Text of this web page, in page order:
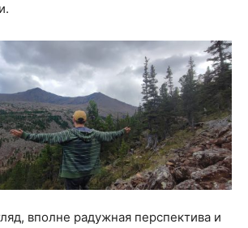
вполне радужная перспектива и